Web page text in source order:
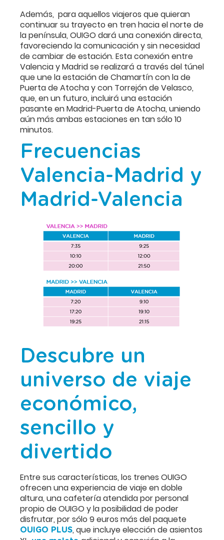
Además, para aquellos viajeros que quieran
continuar su trayecto en tren hacia el norte de
la península, OUIGO dará una conexión directa,
favoreciendo la comunicación y sin necesidad
de cambiar de estación. Esta conexión entre
Valencia y Madrid se realizará a través del túnel
que une la estación de Chamartín con la de
Puerta de Atocha y con Torrejón de Velasco,
que, en un futuro, incluirá una estación
pasante en Madrid-Puerta de Atocha, uniendo
aún más ambas estaciones en tan sólo 10
minutos.
Frecuencias
Valencia-Madrid y
Madrid-Valencia
Descubre un
universo de viaje
económico,
sencillo y
divertido
Entre sus características, los trenes OUIGO
ofrecen una experiencia de viaje en doble
altura, una cafetería atendida por personal
propio de OUIGO y la posibilidad de poder
disfrutar, por sólo 9 euros más del paquete
OUIGO PLUS, que incluye elección de asientos